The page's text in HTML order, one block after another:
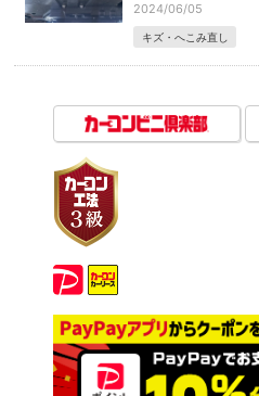
2024/06/05
キズ・へこみ直し